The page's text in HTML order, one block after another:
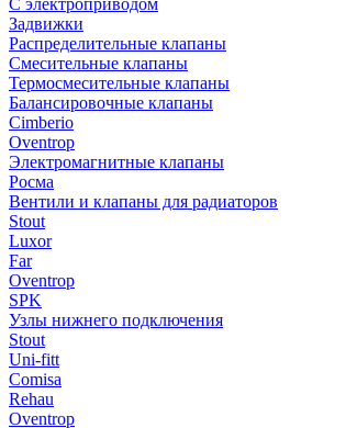
С электроприводом
Задвижки
Распределительные клапаны
Cмесительные клапаны
Термосмесительные клапаны
Балансировочные клапаны
Cimberio
Oventrop
Электромагнитные клапаны
Росма
Вентили и клапаны для радиаторов
Stout
Luxor
Far
Oventrop
SPK
Узлы нижнего подключения
Stout
Uni-fitt
Comisa
Rehau
Oventrop